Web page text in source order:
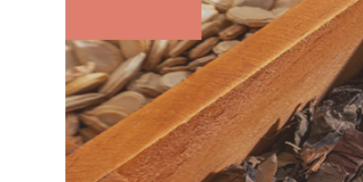
婦人科
喘息・生理痛 20代 女性 のどの痛み 50代 女性